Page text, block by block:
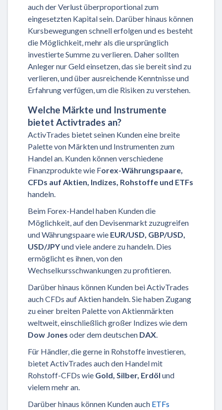
auch der Verlust überproportional zum
eingesetzten Kapital sein. Darüber hinaus können
Kursbewegungen schnell erfolgen und es besteht
die Möglichkeit, mehr als die ursprünglich
investierte Summe zu verlieren. Daher sollten
Anleger nur Geld einsetzen, das sie bereit sind zu
verlieren, und über ausreichende Kenntnisse und
Erfahrung verfügen, um die Risiken zu verstehen.
Welche Märkte und Instrumente
bietet Activtrades an?
ActivTrades bietet seinen Kunden eine breite
Palette von Märkten und Instrumenten zum
Handel an. Kunden können verschiedene
Finanzprodukte wie Forex-Währungspaare,
CFDs auf Aktien, Indizes, Rohstoffe und ETFs
handeln.
Beim Forex-Handel haben Kunden die
Möglichkeit, auf den Devisenmarkt zuzugreifen
und Währungspaare wie EUR/USD, GBP/USD,
USD/JPYund viele andere zu handeln. Dies
ermöglicht es ihnen, von den
Wechselkursschwankungen zu profitieren.
Darüber hinaus können Kunden bei ActivTrades
auch CFDs auf Aktien handeln. Sie haben Zugang
zu einer breiten Palette von Aktienmärkten
weltweit, einschließlich großer Indizes wie dem
Dow Jones oder dem deutschen DAX
Für Händler, die gerne in Rohstoffe investieren,
bietet ActivTrades auch den Handel mit
Rohstoff-CFDs wie Gold, Silber, Erdöl und
vielem mehr an.
Darüber hinaus können Kunden auch ETFs